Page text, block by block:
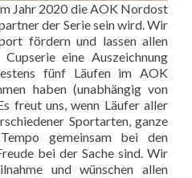
Jahr 2020 die AOK Nordost
der Serie sein wird. Wir
fördern und lassen allen
eine Auszeichnung
fünf Läufen im AOK
haben (unabhängig von
freut uns, wenn Läufer aller
Sportarten, ganze
gemeinsam bei den
bei der Sache sind. Wir
und wünschen allen